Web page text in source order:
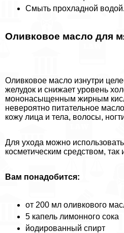
Смыть прохладной водой.
Оливковое масло для
Оливковое масло изнутри
желудок и снижает уровень
мононасыщенным жирным
невероятно питательное
кожу лица и тела, волосы,
Для ухода можно
косметическим средством, так
Вам понадобится:
от 200 мл оливкового
5 капель лимонного сока
йодированный спирт